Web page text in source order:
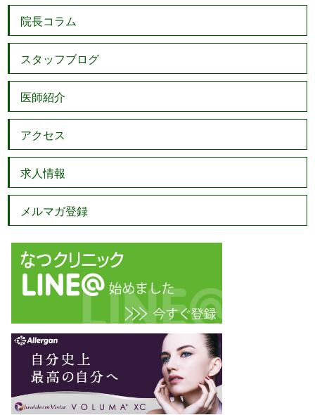
院長コラム
スタッフブログ
医師紹介
アクセス
求人情報
メルマガ登録